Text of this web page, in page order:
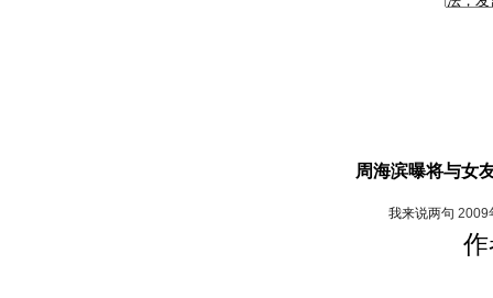
周海滨曝将与女
我来说两句 2009